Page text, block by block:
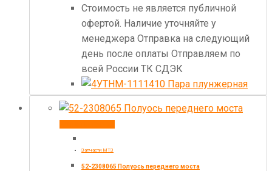
Стоимость не является публичной
офертой. Наличие уточняйте у
менеджера Отправка на следующий
день после оплаты Отправляем по
всей России ТК СДЭК
Запчасти МТЗ
52-2308065 Полуось переднего моста